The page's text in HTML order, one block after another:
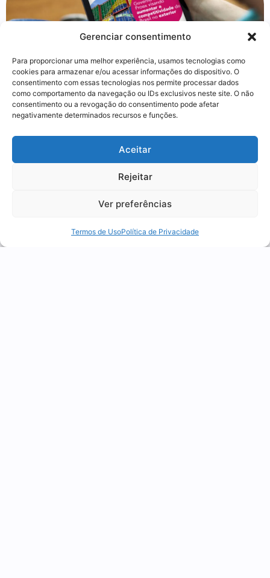
Utilizamos cookies para oferecer melhor
experiência, melhorar o desempenho, analisar
como você interage em nosso site e
personalizar conteúdo.
Gerenciar consentimento
Para proporcionar uma melhor experiência, usamos tecnologias como
cookies para armazenar e/ou acessar informações do dispositivo. O
consentimento com essas tecnologias nos permite processar dados
como comportamento da navegação ou IDs exclusivos neste site. O não
consentimento ou a revogação do consentimento pode afetar
negativamente determinados recursos e funções.
Aceitar
Rejeitar
Ver preferências
Termos de UsoPolítica de Privacidade
Aduaneira,News
Drawback integrado: o que é,
como funciona e a armadilha